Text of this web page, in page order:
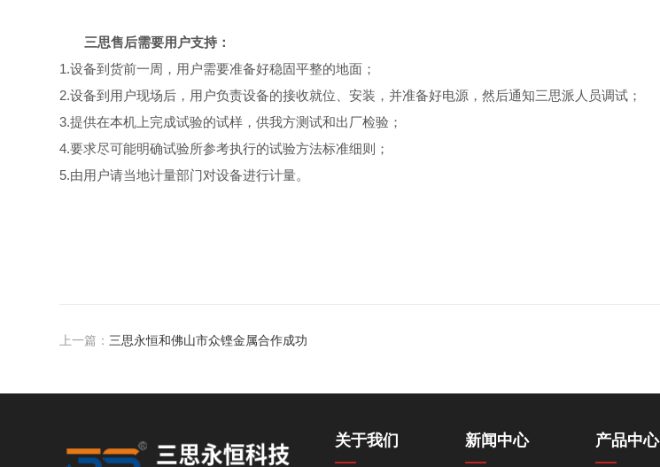
三思售后需要用户支持：
1.设备到货前一周，用户需要准备好稳固平整的地面；
2.设备到用户现场后，用户负责设备的接收就位、安装，并准备好电源，然后通知三思派人员调试；
3.提供在本机上完成试验的试样，供我方测试和出厂检验；
4.要求尽可能明确试验所参考执行的试验方法标准细则；
5.由用户请当地计量部门对设备进行计量。
上一篇： 三思永恒和佛山市众铿金属合作成功
关于我们 新闻中心 产品中心